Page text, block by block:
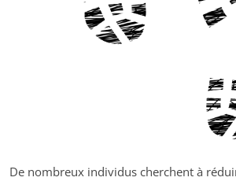
De nombreux individus cherchent à